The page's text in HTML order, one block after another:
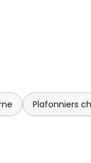
Plafonniers